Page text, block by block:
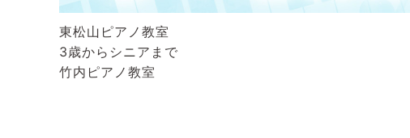
東松山ピアノ教室
3歳からシニアまで
竹内ピアノ教室